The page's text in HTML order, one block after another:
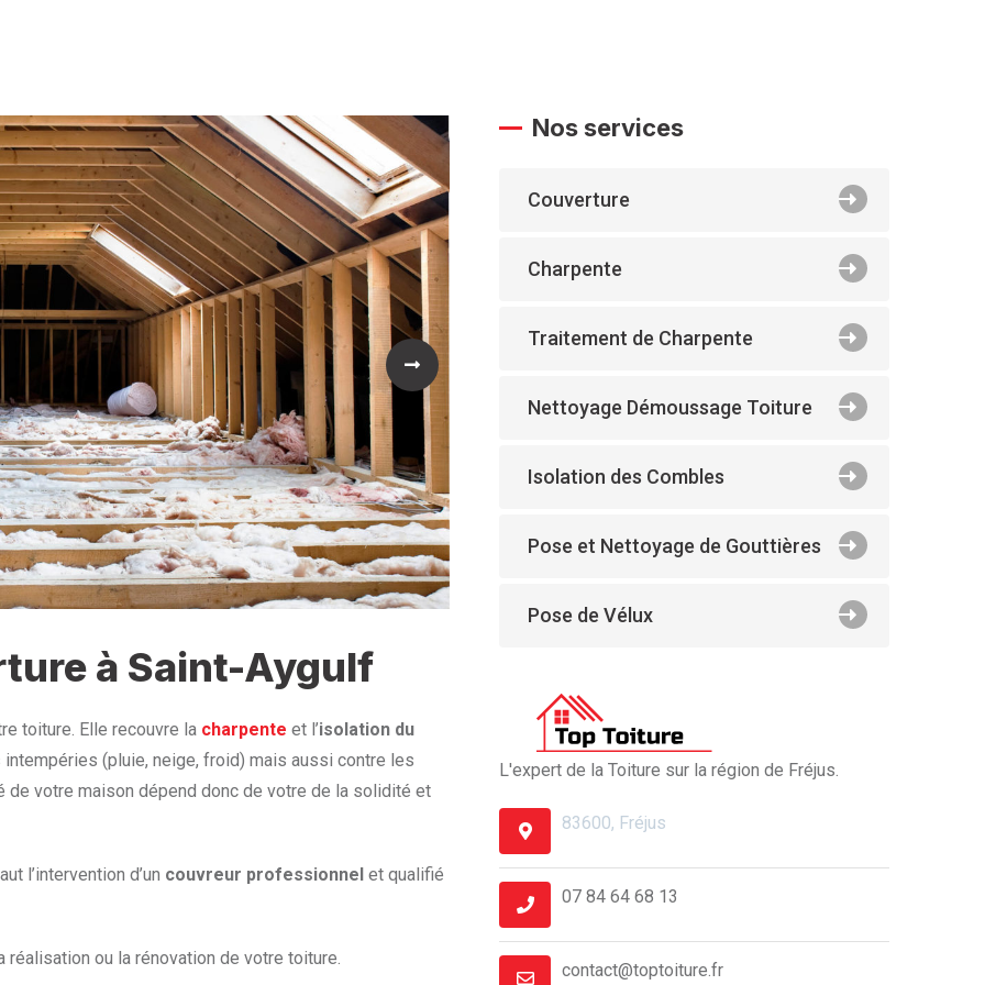
à Saint-Aygulf
toiture. Elle recouvre la charpente et l’isolation du
(pluie, neige, froid) mais aussi contre les
votre maison dépend donc de votre de la solidité et
l’intervention d’un couvreur professionnel et qualifié
réalisation ou la rénovation de votre toiture.
Nos services
Couverture
Charpente
Traitement de Charpente
Nettoyage Démoussage Toiture
Isolation des Combles
Pose et Nettoyage de Gouttières
Pose de Vélux
L'expert de la Toiture sur la région de Fréjus.
83600, Fréjus
07 84 64 68 13
contact@toptoiture.fr